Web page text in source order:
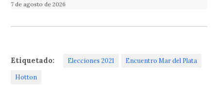
7 de agosto de 2026
Etiquetado: Elecciones 2021 Encuentro Mar del Plata
Hotton